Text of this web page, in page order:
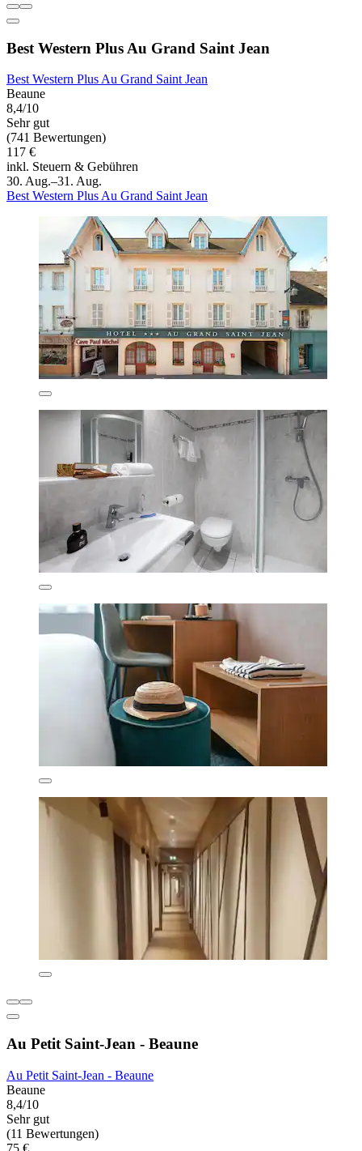
Best Western Plus Au Grand Saint Jean
Best Western Plus Au Grand Saint Jean
Beaune
8,4/10
Sehr gut
(741 Bewertungen)
117 €
inkl. Steuern & Gebühren
30. Aug.–31. Aug.
Best Western Plus Au Grand Saint Jean
Au Petit Saint-Jean - Beaune
Au Petit Saint-Jean - Beaune
Beaune
8,4/10
Sehr gut
(11 Bewertungen)
75 €